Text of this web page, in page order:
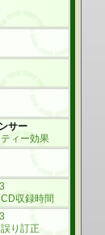
サー
ィー効果
収録時間
り訂正